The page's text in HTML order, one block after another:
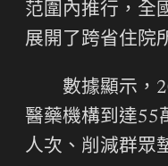
范圍內推行，全
展開了跨省住院
數據顯示，
醫藥機構到達55
人次、削減群眾